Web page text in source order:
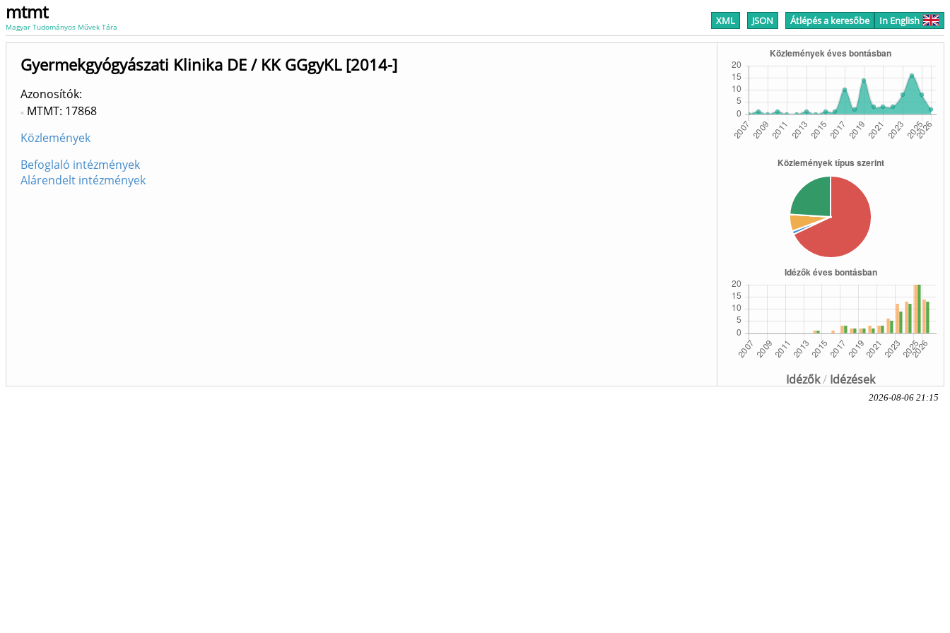
mtmt
Magyar Tudományos Művek Tára XML JSON Átlépés a keresőbe In English
Idézők/ Idézések
Gyermekgyógyászati Klinika DE / KK GGgyKL [2014-]
Azonosítók
MTMT: 17868
Közlemények
Befoglaló intézmények
Alárendelt intézmények
2026-08-06 21:15